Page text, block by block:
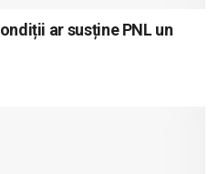
ar susține PNL un